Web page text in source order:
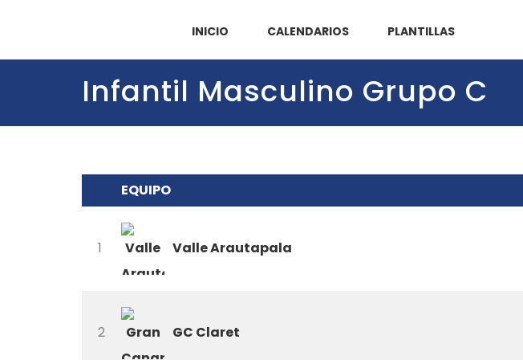
INICIO CALENDARIOS PLANTILLAS
Infantil Masculino Grupo C
EQUIPO
1 Valle Arautapala
2 GC Claret